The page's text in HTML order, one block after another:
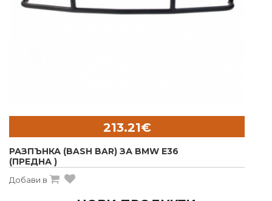
РАЗПЪНКА (BASH BAR) ЗА BMW E36
(ПРЕДНА )
213.21€
Добави в